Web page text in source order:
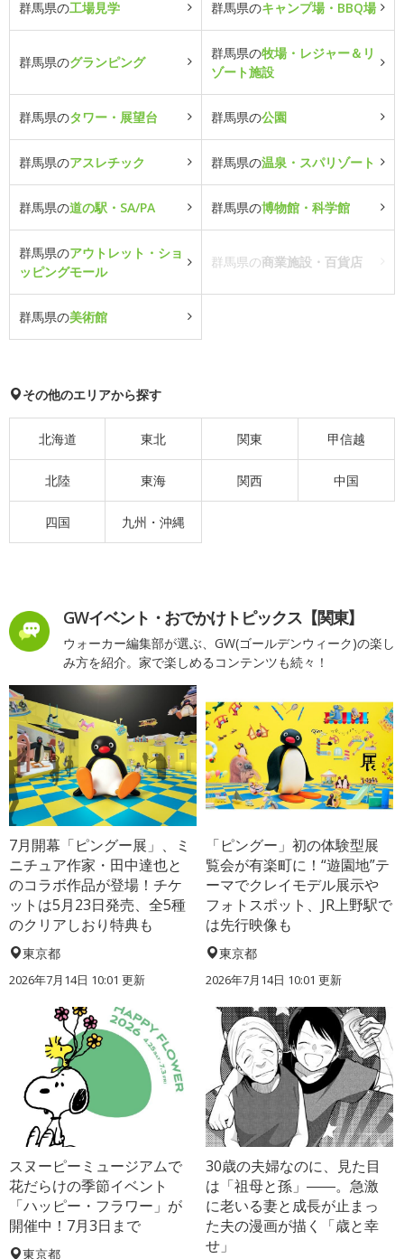
群馬県の工場見学 群馬県のキャンプ場・BBQ場
群馬県のグランピング
群馬県の牧場・レジャー＆リ
ゾート施設
群馬県のタワー・展望台 群馬県の公園
群馬県のアスレチック 群馬県の温泉・スパリゾート
群馬県の道の駅・SA/PA 群馬県の博物館・科学館
群馬県のアウトレット・ショ
ッピングモール
群馬県の商業施設・百貨店
群馬県の美術館
その他のエリアから探す
北海道 東北 関東 甲信越
北陸 東海 関西 中国
四国 九州・沖縄
GWイベント・おでかけトピックス【関東】
ウォーカー編集部が選ぶ、GW(ゴールデンウィーク)の楽し
み方を紹介。家で楽しめるコンテンツも続々！
7月開幕「ピングー展」、ミ
ニチュア作家・田中達也と
のコラボ作品が登場！チケ
ットは5月23日発売、全5種
のクリアしおり特典も
東京都
2026年7月14日 10:01 更新
「ピングー」初の体験型展
覧会が有楽町に！“遊園地”テ
ーマでクレイモデル展示や
フォトスポット、JR上野駅で
は先行映像も
東京都
2026年7月14日 10:01 更新
スヌーピーミュージアムで
花だらけの季節イベント
「ハッピー・フラワー」が
開催中！7月3日まで
東京都
30歳の夫婦なのに、見た目
は「祖母と孫」――。急激
に老いる妻と成長が止まっ
た夫の漫画が描く「歳と幸
せ」